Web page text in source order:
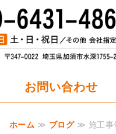
ーティション
お問い合わせ
ホーム ≫ ブログ≫ 施工事